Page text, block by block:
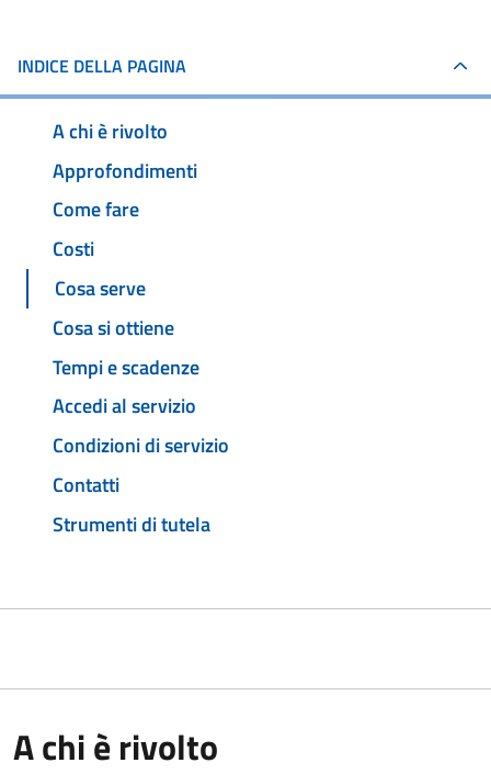
INDICE DELLA PAGINA
A chi è rivolto
Approfondimenti
Come fare
Costi
Cosa serve
Cosa si ottiene
Tempi e scadenze
Accedi al servizio
Condizioni di servizio
Contatti
Strumenti di tutela
A chi è rivolto